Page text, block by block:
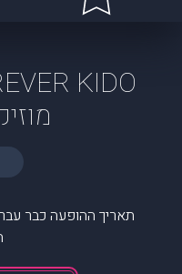
תאריך ההופעה כבר